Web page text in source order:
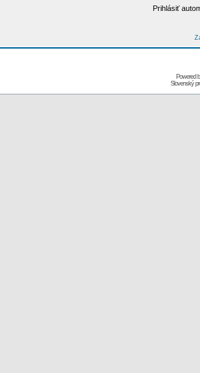
Prihlásiť
Powered
Slovenský